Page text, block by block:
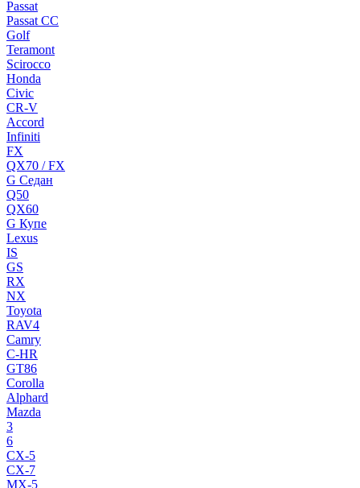
Passat
Passat CC
Golf
Teramont
Scirocco
Honda
Civic
CR-V
Accord
Infiniti
FX
QX70 / FX
G Cедан
Q50
QX60
G Купе
Lexus
IS
GS
RX
NX
Toyota
RAV4
Camry
C-HR
GT86
Corolla
Alphard
Mazda
3
6
CX-5
CX-7
MX-5